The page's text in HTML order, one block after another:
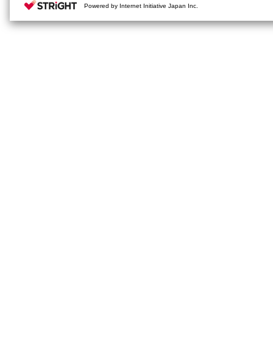
Powered by Internet Initiative Japan Inc.